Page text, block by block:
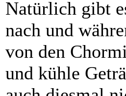
Natürlich gibt
nach und
von den
und kühle